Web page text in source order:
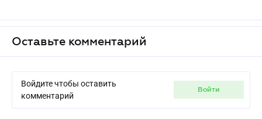
Оставьте комментарий
Войдите чтобы оставить
комментарий
войти